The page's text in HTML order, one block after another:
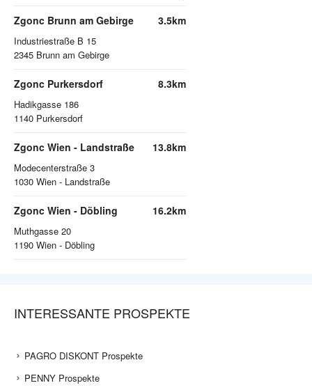
Zgonc Brunn am Gebirge
Industriestraße B 15
2345 Brunn am Gebirge
3.5km
Zgonc Purkersdorf
Hadikgasse 186
1140 Purkersdorf
8.3km
Zgonc Wien - Landstraße
Modecenterstraße 3
1030 Wien - Landstraße
13.8km
Zgonc Wien - Döbling
Muthgasse 20
1190 Wien - Döbling
16.2km
INTERESSANTE PROSPEKTE
PAGRO DISKONT Prospekte
PENNY Prospekte